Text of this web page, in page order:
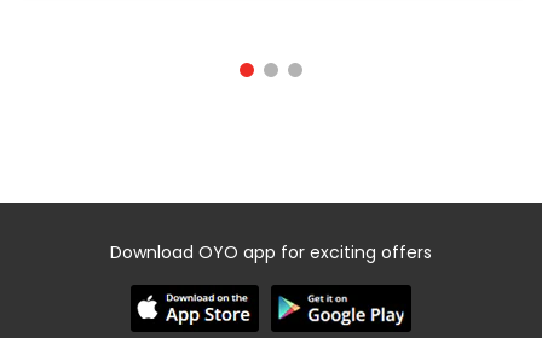
Download OYO app for exciting offers